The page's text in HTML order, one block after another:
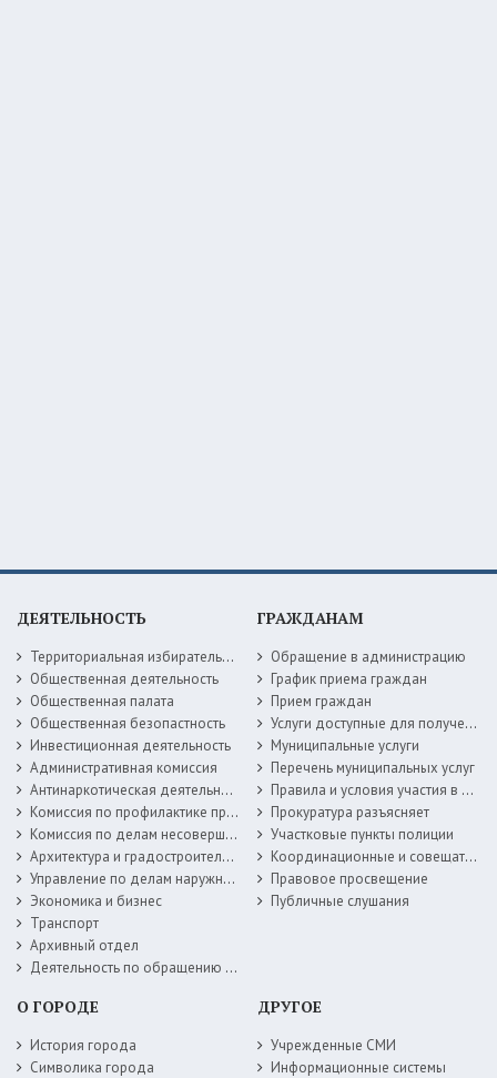
ДЕЯТЕЛЬНОСТЬ
Территориальная избирательная комиссия
Общественная деятельность
Общественная палата
Общественная безопастность
Инвестиционная деятельность
Административная комиссия
Антинаркотическая деятельность
Комиссия по профилактике правонарушений
Комиссия по делам несовершеннолетних
Архитектура и градостроительство
Управление по делам наружной рекламы
Экономика и бизнес
Транспорт
Архивный отдел
Деятельность по обращению с животными без владельцев
ГРАЖДАНАМ
Обращение в администрацию
График приема граждан
Прием граждан
Услуги доступные для получения в электронной форме
Муниципальные услуги
Перечень муниципальных услуг
Правила и условия участия в жилищных программах
Прокуратура разъясняет
Участковые пункты полиции
Координационные и совещательные органы
Правовое просвещение
Публичные слушания
О ГОРОДЕ
История города
Символика города
ДРУГОЕ
Учрежденные СМИ
Информационные системы